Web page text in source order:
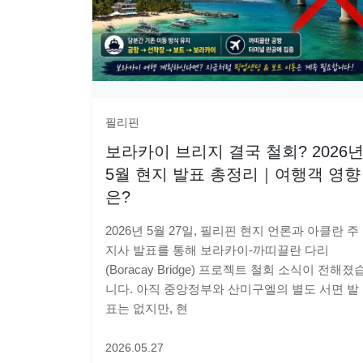
필리핀
보라카이 브리지 결국 철회? 2026년
5월 현지 발표 총정리｜여행객 영향
은?
2026년 5월 27일, 필리핀 현지 언론과 아클란 주
지사 발표를 통해 보라카이-까띠끌란 다리
(Boracay Bridge) 프로젝트 철회 소식이 전해졌
니다. 아직 중앙정부와 산미구엘의 별도 서면 발
표는 없지만, 현
2026.05.27